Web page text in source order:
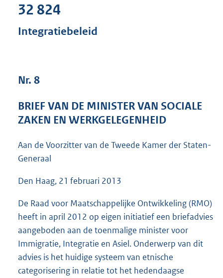
e
:
6
32 824
Integratiebeleid
Nr. 8
BRIEF VAN DE MINISTER VAN SOCIALE
ZAKEN EN WERKGELEGENHEID
Aan de Voorzitter van de Tweede Kamer der Staten-
Generaal
Den Haag, 21 februari 2013
De Raad voor Maatschappelijke Ontwikkeling (RMO)
heeft in april 2012 op eigen initiatief een briefadvies
aangeboden aan de toenmalige minister voor
Immigratie, Integratie en Asiel. Onderwerp van dit
advies is het huidige systeem van etnische
categorisering in relatie tot het hedendaagse